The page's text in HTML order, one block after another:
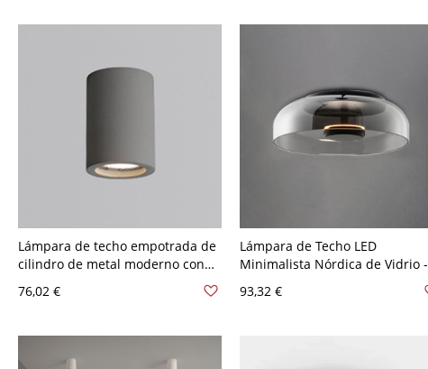
Lámpara de techo empotrada de
cilindro de metal moderno con
pantalla de concreto - 110 A 120
V 10,16 cm Gris
76,02 €
Lámpara de Techo LED
Minimalista Nórdica de Vidrio -
93,32 €